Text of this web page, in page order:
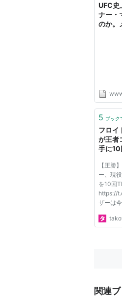
UFC史
ナー・
のか。
5 ブック
フロイ
が王者
手に10
屋タコ
【圧勝
ー、現
を10回
https://
ザーは
マルシ
ビュー
関連